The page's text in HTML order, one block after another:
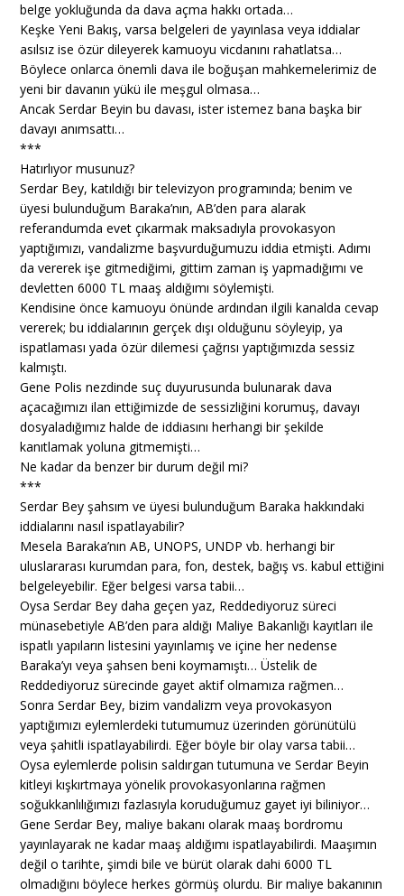
belge yokluğunda da dava açma hakkı ortada…
Keşke Yeni Bakış, varsa belgeleri de yayınlasa veya iddialar
asılsız ise özür dileyerek kamuoyu vicdanını rahatlatsa…
Böylece onlarca önemli dava ile boğuşan mahkemelerimiz de
yeni bir davanın yükü ile meşgul olmasa…
Ancak Serdar Beyin bu davası, ister istemez bana başka bir
davayı anımsattı…
***
Hatırlıyor musunuz?
Serdar Bey, katıldığı bir televizyon programında; benim ve
üyesi bulunduğum Baraka’nın, AB’den para alarak
referandumda evet çıkarmak maksadıyla provokasyon
yaptığımızı, vandalizme başvurduğumuzu iddia etmişti. Adımı
da vererek işe gitmediğimi, gittim zaman iş yapmadığımı ve
devletten 6000 TL maaş aldığımı söylemişti.
Kendisine önce kamuoyu önünde ardından ilgili kanalda cevap
vererek; bu iddialarının gerçek dışı olduğunu söyleyip, ya
ispatlaması yada özür dilemesi çağrısı yaptığımızda sessiz
kalmıştı.
Gene Polis nezdinde suç duyurusunda bulunarak dava
açacağımızı ilan ettiğimizde de sessizliğini korumuş, davayı
dosyaladığımız halde de iddiasını herhangi bir şekilde
kanıtlamak yoluna gitmemişti…
Ne kadar da benzer bir durum değil mi?
***
Serdar Bey şahsım ve üyesi bulunduğum Baraka hakkındaki
iddialarını nasıl ispatlayabilir?
Mesela Baraka’nın AB, UNOPS, UNDP vb. herhangi bir
uluslararası kurumdan para, fon, destek, bağış vs. kabul ettiğini
belgeleyebilir. Eğer belgesi varsa tabii…
Oysa Serdar Bey daha geçen yaz, Reddediyoruz süreci
münasebetiyle AB’den para aldığı Maliye Bakanlığı kayıtları ile
ispatlı yapıların listesini yayınlamış ve içine her nedense
Baraka’yı veya şahsen beni koymamıştı… Üstelik de
Reddediyoruz sürecinde gayet aktif olmamıza rağmen…
Sonra Serdar Bey, bizim vandalizm veya provokasyon
yaptığımızı eylemlerdeki tutumumuz üzerinden görünütülü
veya şahitli ispatlayabilirdi. Eğer böyle bir olay varsa tabii…
Oysa eylemlerde polisin saldırgan tutumuna ve Serdar Beyin
kitleyi kışkırtmaya yönelik provokasyonlarına rağmen
soğukkanlılığımızı fazlasıyla koruduğumuz gayet iyi biliniyor…
Gene Serdar Bey, maliye bakanı olarak maaş bordromu
yayınlayarak ne kadar maaş aldığımı ispatlayabilirdi. Maaşımın
değil o tarihte, şimdi bile ve bürüt olarak dahi 6000 TL
olmadığını böylece herkes görmüş olurdu. Bir maliye bakanının